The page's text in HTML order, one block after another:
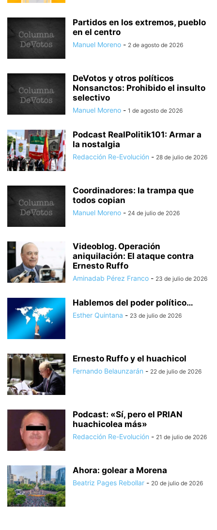
Partidos en los extremos, pueblo
en el centro
Manuel Moreno - 2 de agosto de 2026
DeVotos y otros políticos
Nonsanctos: Prohibido el insulto
selectivo
Manuel Moreno - 1 de agosto de 2026
Podcast RealPolitik101: Armar a
la nostalgia
Redacción Re-Evolución - 28 de julio de 2026
Coordinadores: la trampa que
todos copian
Manuel Moreno - 24 de julio de 2026
Videoblog. Operación
aniquilación: El ataque contra
Ernesto Ruffo
Aminadab Pérez Franco - 23 de julio de 2026
Hablemos del poder político…
Esther Quintana - 23 de julio de 2026
Ernesto Ruffo y el huachicol
Fernando Belaunzarán - 22 de julio de 2026
Podcast: «Sí, pero el PRIAN
huachicolea más»
Redacción Re-Evolución - 21 de julio de 2026
Ahora: golear a Morena
Beatriz Pages Rebollar - 20 de julio de 2026